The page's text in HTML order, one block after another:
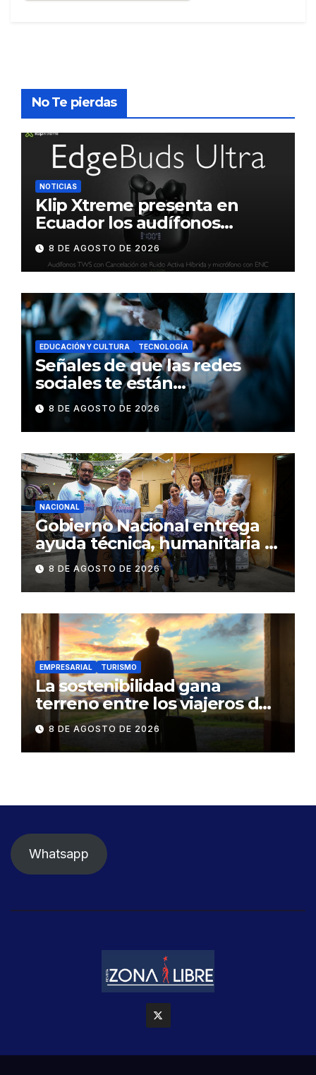
No Te pierdas
NOTICIAS
Klip Xtreme presenta en
Ecuador los audífonos
DynaBuds con sonido
inteligente y control táctil
8 DE AGOSTO DE 2026
EDUCACIÓN Y CULTURA TECNOLOGÍA
Señales de que las redes
sociales te están
consumiendo
8 DE AGOSTO DE 2026
NACIONAL
Gobierno Nacional entrega
ayuda técnica, humanitaria y
Bono Joaquín Gallegos Lara a
familia en situación de
vulnerabilidad
8 DE AGOSTO DE 2026
EMPRESARIAL TURISMO
La sostenibilidad gana
terreno entre los viajeros de
negocios
8 DE AGOSTO DE 2026
Whatsapp